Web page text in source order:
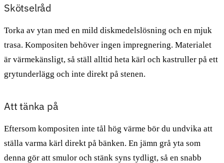
Skötselråd
Torka av ytan med en mild diskmedelslösning och en mjuk
trasa. Kompositen behöver ingen impregnering. Materialet
är värmekänsligt, så ställ alltid heta kärl och kastruller på ett
grytunderlägg och inte direkt på stenen.
Att tänka på
Eftersom kompositen inte tål hög värme bör du undvika att
ställa varma kärl direkt på bänken. En jämn grå yta som
denna gör att smulor och stänk syns tydligt, så en snabb